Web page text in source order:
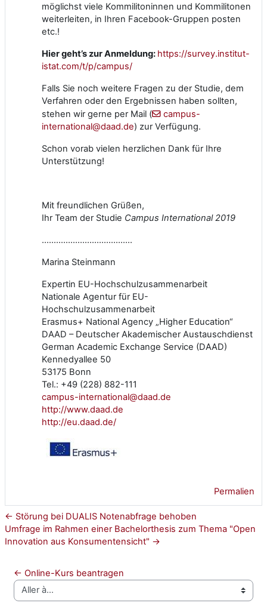
möglichst viele Kommilitoninnen und Kommilitonen
weiterleiten, in Ihren Facebook-Gruppen posten
etc.!
Hier geht’s zur Anmeldung: https://survey.institut-
istat.com/t/p/campus/
Falls Sie noch weitere Fragen zu der Studie, dem
Verfahren oder den Ergebnissen haben sollten,
stehen wir gerne per Mail (
campus-
international@daad.de) zur Verfügung.
Schon vorab vielen herzlichen Dank für Ihre
Unterstützung!
Mit freundlichen Grüßen,
Ihr Team der Studie Campus International 2019
......................................
Marina Steinmann
Expertin EU-Hochschulzusammenarbeit
Nationale Agentur für EU-
Hochschulzusammenarbeit
Erasmus+ National Agency „Higher Education“
DAAD – Deutscher Akademischer Austauschdienst
German Academic Exchange Service (DAAD)
Kennedyallee 50
53175 Bonn
Tel.: +49 (228) 882-111
campus-international@daad.de
http://www.daad.de
http://eu.daad.de/
Permalien
← Störung bei DUALIS Notenabfrage behoben
Umfrage im Rahmen einer Bachelorthesis zum Thema "Open
Innovation aus Konsumentensicht" →
← Online-Kurs beantragen
Aller à…